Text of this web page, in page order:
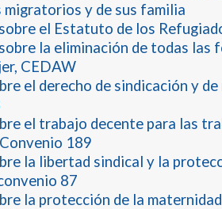
y de sus familia
el Estatuto de los
la eliminación de todas las
CEDAW
el derecho de sindicación y
el trabajo decente para las
189
la libertad sindical y la
87
la protección de la